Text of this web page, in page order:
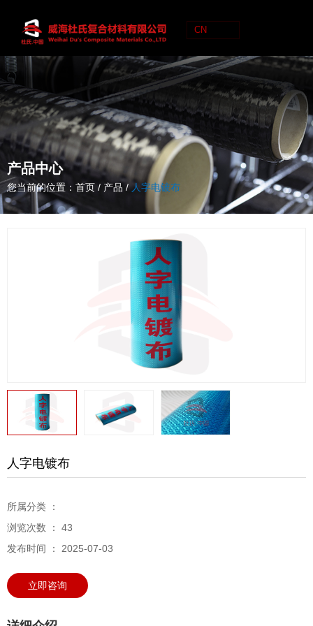
CN
C
产品中心
您当前的位置：首页 / 产品 /人字电镀布
人字电镀布
所属分类 ：
浏览次数 ： 43
发布时间 ： 2025-07-03
立即咨询